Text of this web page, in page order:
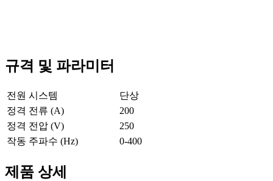
규격 및 파라미터
전원 시스템
단상
정격 전류 (A)
200
정격 전압 (V)
250
작동 주파수 (Hz)
0-400
제품 상세